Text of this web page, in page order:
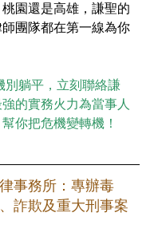
園還是高雄，謙聖的
團隊都在第一線為你
別躺平，立刻聯絡謙
的實務火力為當事人
你把危機變轉機！
事務所：專辦毒
詐欺及重大刑事案